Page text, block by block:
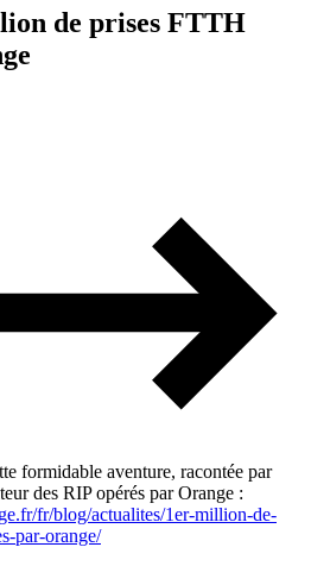
de prises FTTH
formidable aventure, racontée par
des RIP opérés par Orange :
fr/blog/actualites/1er-million-de-
par-orange/